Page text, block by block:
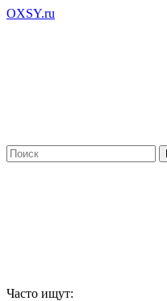
OXSY.ru
Часто ищут: